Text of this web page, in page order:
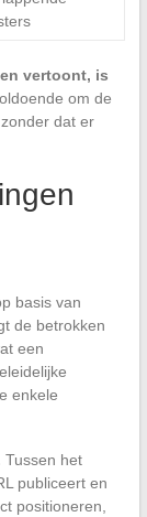
vertoont, is
om de
dat er
basis van
de betrokken
een
enkele
Tussen het
publiceert en
positioneren,